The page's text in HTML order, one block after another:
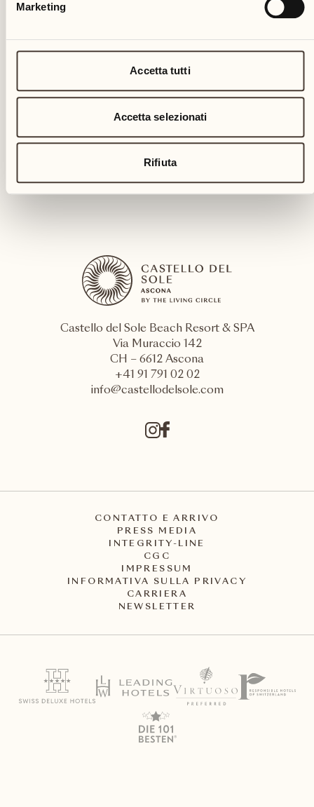
Marketing
Accetta tutti
Accetta selezionati
Rifiuta
Castello del Sole Beach Resort & SPA
Via Muraccio 142
CH – 6612 Ascona
+41 91 791 02 02
info@castellodelsole.com
CONTATTO E ARRIVO
PRESS MEDIA
INTEGRITY-LINE
CGC
IMPRESSUM
INFORMATIVA SULLA PRIVACY
CARRIERA
NEWSLETTER